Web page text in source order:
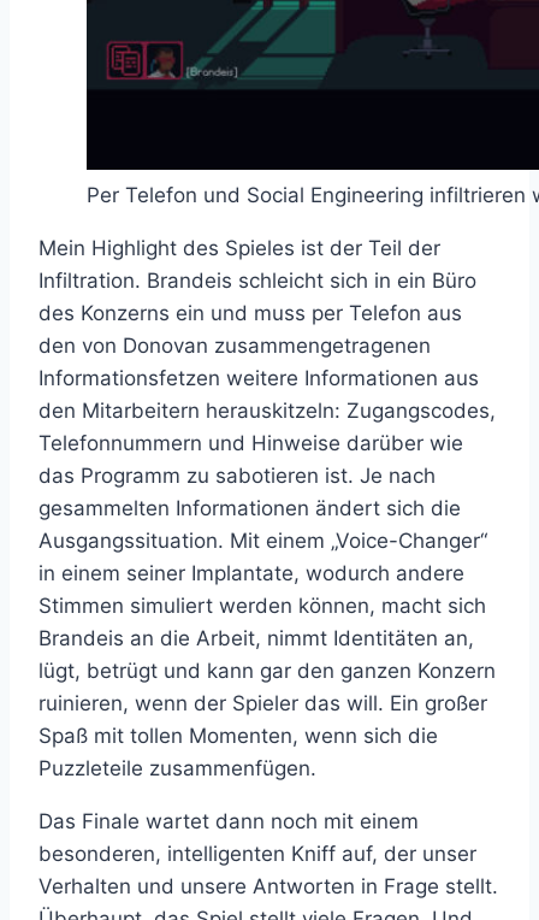
Per Telefon und Social Engineering infiltrieren
Mein Highlight des Spieles ist der Teil der
Infiltration. Brandeis schleicht sich in ein Büro
des Konzerns ein und muss per Telefon aus
den von Donovan zusammengetragenen
Informationsfetzen weitere Informationen aus
den Mitarbeitern herauskitzeln: Zugangscodes,
Telefonnummern und Hinweise darüber wie
das Programm zu sabotieren ist. Je nach
gesammelten Informationen ändert sich die
Ausgangssituation. Mit einem „Voice-Changer“
in einem seiner Implantate, wodurch andere
Stimmen simuliert werden können, macht sich
Brandeis an die Arbeit, nimmt Identitäten an,
lügt, betrügt und kann gar den ganzen Konzern
ruinieren, wenn der Spieler das will. Ein großer
Spaß mit tollen Momenten, wenn sich die
Puzzleteile zusammenfügen.
Das Finale wartet dann noch mit einem
besonderen, intelligenten Kniff auf, der unser
Verhalten und unsere Antworten in Frage stellt.